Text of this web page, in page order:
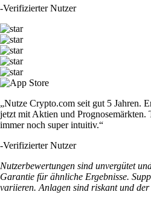
-Verifizierter Nutzer
„Nutze Crypto.com seit gut 5 Jahren.
jetzt mit Aktien und
immer noch super intuitiv.“
-Verifizierter Nutzer
Nutzerbewertungen sind unvergütet
Garantie für ähnliche Ergebnisse.
variieren. Anlagen sind riskant und